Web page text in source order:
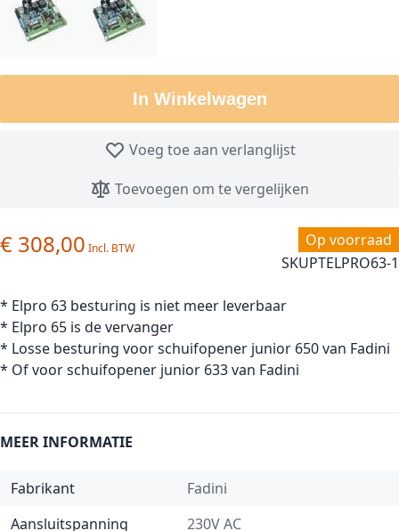
In Winkelwagen
Voeg toe aan verlanglijst
Toevoegen om te vergelijken
Op voorraad
SKUPTELPRO63-1
€ 308,00
* Elpro 63 besturing is niet meer leverbaar
* Elpro 65 is de vervanger
* Losse besturing voor schuifopener junior 650 van Fadini
* Of voor schuifopener junior 633 van Fadini
MEER INFORMATIE
Fabrikant
Fadini
Aansluitspanning
230V AC